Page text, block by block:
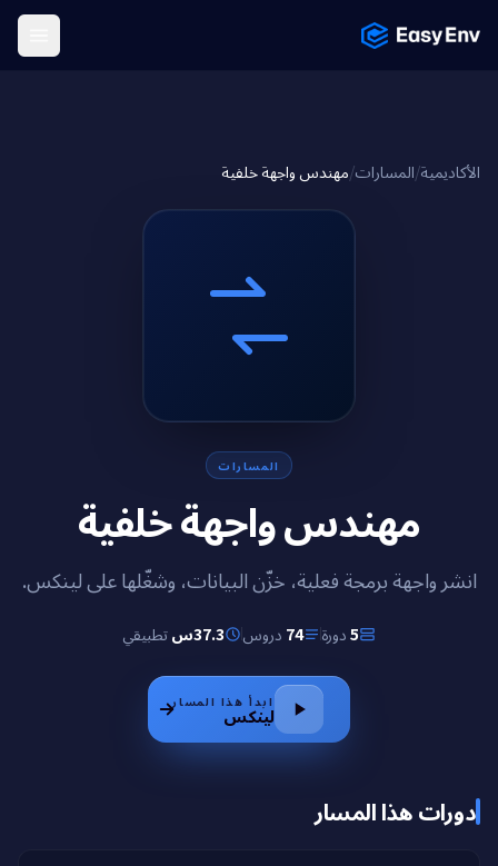
Menu
الأكاديمية/المسارات/مهندس واجهة خلفية
المسارات
مهندس واجهة خلفية
انشر واجهة برمجة فعلية، خزّن البيانات، وشغّلها على لينكس.
5 دورة 74 دروس 37.3س تطبيقي
ابدأ هذا المسار
لينكس
دورات هذا المسار